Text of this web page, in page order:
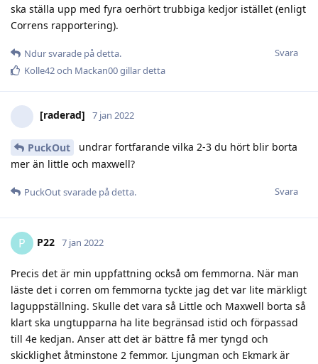
ska ställa upp med fyra oerhört trubbiga kedjor istället (enligt
Correns rapportering).
Svara
Ndursvarade på detta.
Kolle42och Mackan00gillar detta
[raderad] 7 jan 2022
PuckOut
undrar fortfarande vilka 2-3 du hört blir borta
mer än little och maxwell?
Svara
PuckOutsvarade på detta.
P P22 7 jan 2022
Precis det är min uppfattning också om femmorna. När man
läste det i corren om femmorna tyckte jag det var lite märkligt
laguppställning. Skulle det vara så Little och Maxwell borta så
klart ska ungtupparna ha lite begränsad istid och förpassad
till 4e kedjan. Anser att det är bättre få mer tyngd och
skicklighet åtminstone 2 femmor. Ljungman och Ekmark är